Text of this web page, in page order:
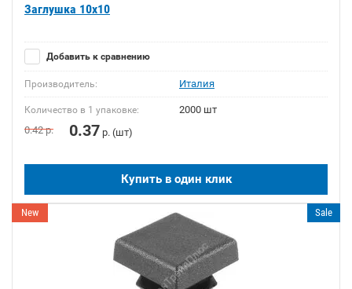
Заглушка 10x10
Добавить к сравнению
Производитель: Италия
Количество в 1 упаковке:
2000 шт
0.42р. 0.37 р. (шт)
Купить в один клик
New Sale